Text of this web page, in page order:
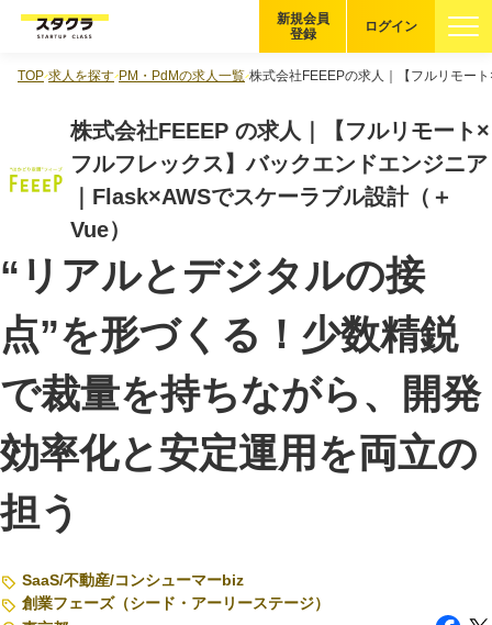
企業を探す
適性診断
スタクラが選ばれる理由
スタートアップ厳選の仕組み
紹介する企業について
登録者の転職・副業実績
注目スタートアップ
イベント・セミナー
ログイン
新規会員
登録
TOP 求人を探す PM・PdMの求人一覧 株式会社FEEEPの求人｜【フルリモー
株式会社FEEEP の求人｜【フルリモート×
フルフレックス】バックエンドエンジニア
｜Flask×AWSでスケーラブル設計（＋
Vue）
“リアルとデジタルの接
点”を形づくる！少数精鋭
で裁量を持ちながら、開発
効率化と安定運用を両立の
担う
SaaS/不動産/コンシューマーbiz
創業フェーズ（シード・アーリーステージ）